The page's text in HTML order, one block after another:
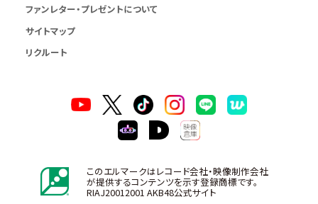
ファンレター・プレゼントについて
サイトマップ
リクルート
このエルマークはレコード会社・映像制作会社
が提供するコンテンツを示す登録商標です。
RIAJ20012001 AKB48公式サイト